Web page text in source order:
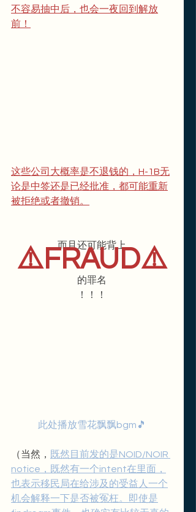
不容易抽中后，也会一夜回到解放
前！
这些公司大概率是不退钱的，H-1B无
论是中签还是已经批准，都可能重新
被拒绝或者撤销。
而且还可能背上
⚠️FRAUD⚠️
的罪名
！！！
此处播放雪花飘飘bgm🎵
（当然， 既然目前发的是NOID/NOIR
notice，既然有一个intent在里面，
也表示移民局在给涉及的受益人一个
机会解释一下是否被冤枉。即使是